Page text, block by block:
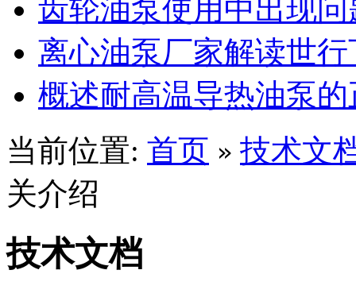
齿轮油泵使用中出现
离心油泵厂家解读世
概述耐高温导热油泵
当前位置: 首页 » 技术文
关介绍
技术文档